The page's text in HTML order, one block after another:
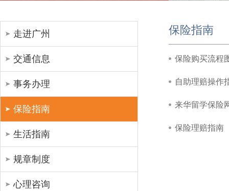
走进广州
交通信息
事务办理
保险指南
生活指南
规章制度
心理咨询
保险指南
保险购买流程
自助理赔操作
来华留学保险
保险理赔指南